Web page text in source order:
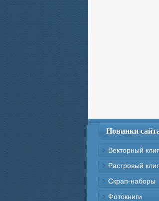
Новинки
Векторный
Растровый
Скрап-наборы
Фотокниги